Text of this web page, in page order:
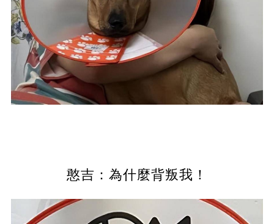
憨吉：為什麼背叛我！